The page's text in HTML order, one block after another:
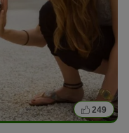
249